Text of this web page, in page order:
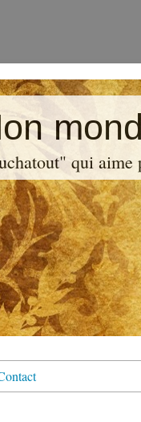
qui aime